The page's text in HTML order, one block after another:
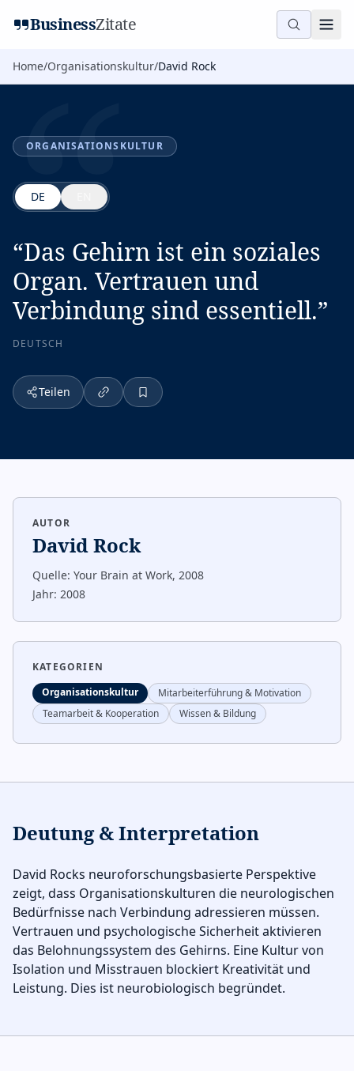
BusinessZitate
Home/Organisationskultur/David Rock
“
ORGANISATIONSKULTUR
DE
“Das Gehirn ist ein soziales
Organ. Vertrauen und
Verbindung sind essentiell.”
DEUTSCH
Teilen
AUTOR
David Rock
Quelle: Your Brain at Work, 2008
Jahr: 2008
KATEGORIEN
Organisationskultur
Mitarbeiterführung & Motivation
Teamarbeit & Kooperation
Wissen & Bildung
Deutung & Interpretation
David Rocks neuroforschungsbasierte Perspektive
zeigt, dass Organisationskulturen die neurologischen
Bedürfnisse nach Verbindung adressieren müssen.
Vertrauen und psychologische Sicherheit aktivieren
das Belohnungssystem des Gehirns. Eine Kultur von
Isolation und Misstrauen blockiert Kreativität und
Leistung. Dies ist neurobiologisch begründet.